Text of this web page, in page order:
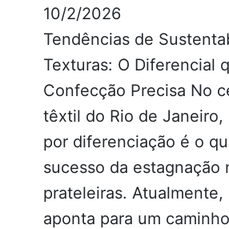
10/2/2026
Tendências de
Texturas: O Diferencial
Confecção Precisa No
têxtil do Rio de Janeiro,
por diferenciação é o
sucesso da estagnação
prateleiras. Atualmente,
aponta para um